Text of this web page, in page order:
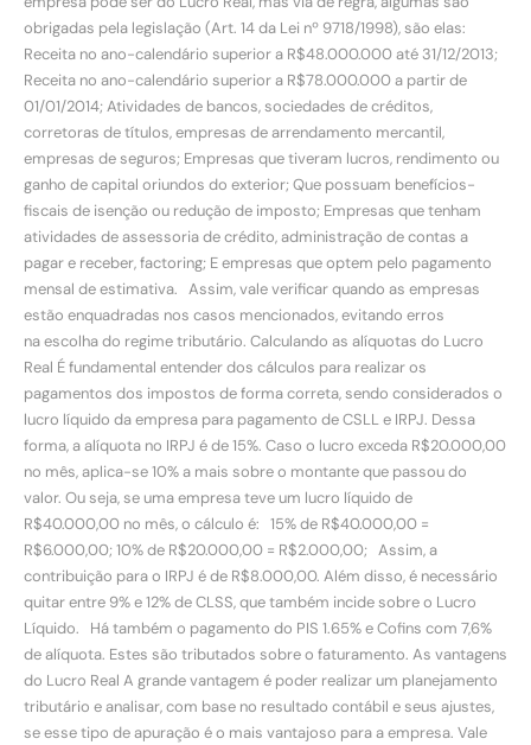
obrigadas pela legislação (Art. 14 da Lei nº 9718/1998), são elas:
Receita no ano-calendário superior a R$48.000.000 até 31/12/2013;
Receita no ano-calendário superior a R$78.000.000 a partir de
01/01/2014; Atividades de bancos, sociedades de créditos,
corretoras de títulos, empresas de arrendamento mercantil,
empresas de seguros; Empresas que tiveram lucros, rendimento ou
ganho de capital oriundos do exterior; Que possuam benefícios-
fiscais de isenção ou redução de imposto; Empresas que tenham
atividades de assessoria de crédito, administração de contas a
pagar e receber, factoring; E empresas que optem pelo pagamento
mensal de estimativa. Assim, vale verificar quando as empresas
estão enquadradas nos casos mencionados, evitando erros
na escolha do regime tributário. Calculando as alíquotas do Lucro
Real É fundamental entender dos cálculos para realizar os
pagamentos dos impostos de forma correta, sendo considerados o
lucro líquido da empresa para pagamento de CSLL e IRPJ. Dessa
forma, a alíquota no IRPJ é de 15%. Caso o lucro exceda R$20.000,00
no mês, aplica-se 10% a mais sobre o montante que passou do
valor. Ou seja, se uma empresa teve um lucro líquido de
R$40.000,00 no mês, o cálculo é: 15% de R$40.000,00 =
R$6.000,00; 10% de R$20.000,00 = R$2.000,00; Assim, a
contribuição para o IRPJ é de R$8.000,00. Além disso, é necessário
quitar entre 9% e 12% de CLSS, que também incide sobre o Lucro
Líquido. Há também o pagamento do PIS 1.65% e Cofins com 7,6%
de alíquota. Estes são tributados sobre o faturamento. As vantagens
do Lucro Real A grande vantagem é poder realizar um planejamento
tributário e analisar, com base no resultado contábil e seus ajustes,
se esse tipo de apuração é o mais vantajoso para a empresa. Vale